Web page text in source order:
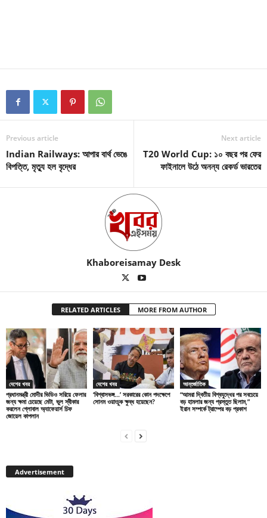
Previous article
Indian Railways: আপার বার্থ ভেঙে
বিপত্তি, মৃত্যু হল বৃদ্ধের
Next article
T20 World Cup: ১০ বছর পর ফের
ফাইনালে উঠে অনন্য রেকর্ড ভারতের
Khaboreisamay Desk
RELATED ARTICLES MORE FROM AUTHOR
দেশের খবর
প্রধানমন্ত্রী মোদীর ভিডিও সরিয়ে ফেলার
জন্য ক্ষমা চেয়েছে মেটা, ভুল স্বীকার
করলেন গ্লোবাল অ্যাফেয়ার্স চিফ
জোয়েল কাপলান
দেশের খবর
‘বিশ্বাসভঙ্গ…’ সরকারের কোন পদক্ষেপে
সোনম ওয়াংচুক ক্ষুব্ধ হয়েছেন?
আন্তর্জাতিক
“আমরা দ্বিতীয় বিশ্বযুদ্ধের পর সবচেয়ে
বড় হামলার জন্য প্রস্তুত ছিলাম,”
ইরান সম্পর্কে ট্রাম্পের বড় প্রকাশ
Advertisement